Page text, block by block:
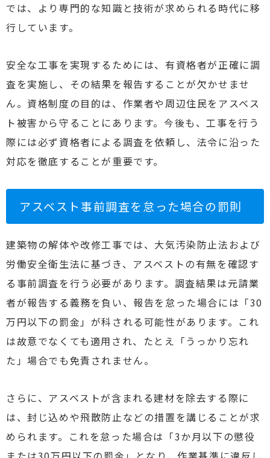
では、より専門的な知識と技術が求められる時代に移
行しています。
安全な工事を実現するためには、有資格者が正確に調
査を実施し、その結果を報告することが欠かせませ
ん。資格制度の目的は、作業者や周辺住民をアスベス
ト被害から守ることにあります。今後も、工事を行う
際には必ず資格者による調査を依頼し、法令に沿った
対応を徹底することが重要です。
アスベスト事前調査を怠った場合の罰則
建築物の解体や改修工事では、大気汚染防止法および
労働安全衛生法に基づき、アスベストの有無を確認す
る事前調査を行う必要があります。調査結果は元請業
者が報告する義務を負い、報告を怠った場合には「30
万円以下の罰金」が科される可能性があります。これ
は故意でなくても適用され、たとえ「うっかり忘れ
た」場合でも免責されません。
さらに、アスベストが含まれる建材を除去する際に
は、封じ込めや飛散防止などの措置を講じることが求
められます。これを怠った場合は「3か月以下の懲役